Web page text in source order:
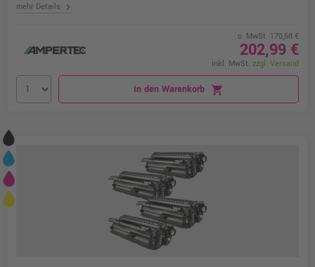
mehr Details chevron_right
o. MwSt. 170,58 €
202,99 €
inkl. MwSt. zzgl. Versand
In den Warenkorb shopping_cart